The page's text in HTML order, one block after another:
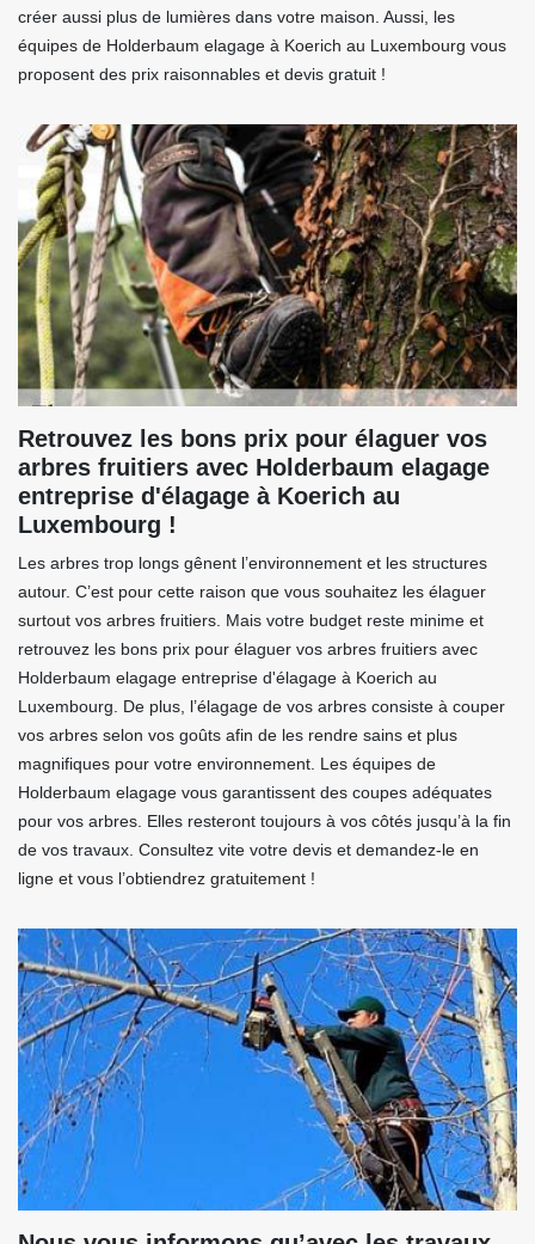
créer aussi plus de lumières dans votre maison. Aussi, les
équipes de Holderbaum elagage à Koerich au Luxembourg vous
proposent des prix raisonnables et devis gratuit !
Retrouvez les bons prix pour élaguer vos
arbres fruitiers avec Holderbaum elagage
entreprise d'élagage à Koerich au
Luxembourg !
Les arbres trop longs gênent l’environnement et les structures
autour. C’est pour cette raison que vous souhaitez les élaguer
surtout vos arbres fruitiers. Mais votre budget reste minime et
retrouvez les bons prix pour élaguer vos arbres fruitiers avec
Holderbaum elagage entreprise d'élagage à Koerich au
Luxembourg. De plus, l’élagage de vos arbres consiste à couper
vos arbres selon vos goûts afin de les rendre sains et plus
magnifiques pour votre environnement. Les équipes de
Holderbaum elagage vous garantissent des coupes adéquates
pour vos arbres. Elles resteront toujours à vos côtés jusqu’à la fin
de vos travaux. Consultez vite votre devis et demandez-le en
ligne et vous l’obtiendrez gratuitement !